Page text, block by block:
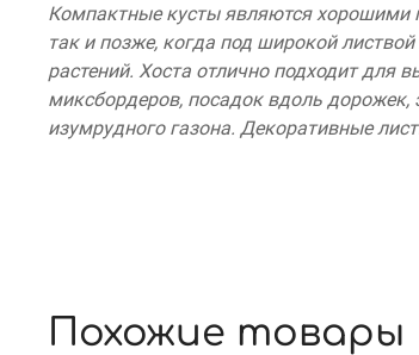
Компактные кусты являются хорошими
так и позже, когда под широкой
растений. Хоста отлично подходит для
миксбордеров, посадок вдоль
изумрудного газона. Декоративные
Похожие товары